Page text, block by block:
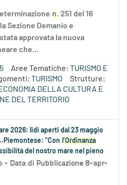
n. 251 del 16
Sezione Demanio e
approvata la nuova
che...
Aree Tematiche: TURISMO E
TURISMO
Strutture:
DELLA CULTURA E
DEL TERRITORIO
2026: lidi aperti dal 23 maggio
“Con l’Ordinanza
del nostro mare nel pieno
- Data di Pubblicazione 8-apr-